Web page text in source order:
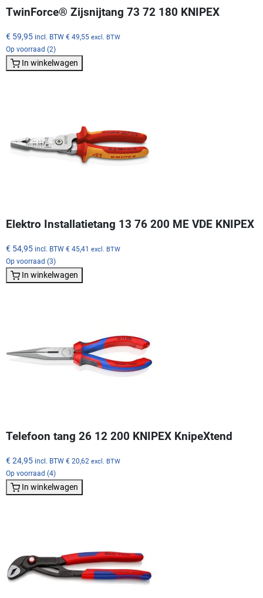
TwinForce® Zijsnijtang 73 72 180 KNIPEX
€ 59,95 incl. BTW € 49,55 excl. BTW
Op voorraad (2)
In winkelwagen
Elektro Installatietang 13 76 200 ME VDE KNIPEX
€ 54,95 incl. BTW € 45,41 excl. BTW
Op voorraad (3)
In winkelwagen
Telefoon tang 26 12 200 KNIPEX KnipeXtend
€ 24,95 incl. BTW € 20,62 excl. BTW
Op voorraad (4)
In winkelwagen